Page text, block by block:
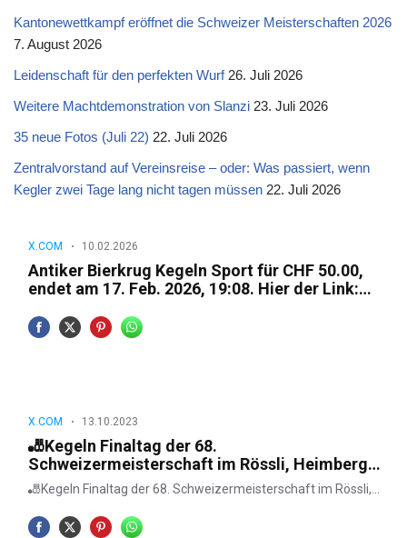
Kantonewettkampf eröffnet die Schweizer Meisterschaften 2026
7. August 2026
Leidenschaft für den perfekten Wurf 26. Juli 2026
Weitere Machtdemonstration von Slanzi 23. Juli 2026
35 neue Fotos (Juli 22) 22. Juli 2026
Zentralvorstand auf Vereinsreise – oder: Was passiert, wenn
Kegler zwei Tage lang nicht tagen müssen 22. Juli 2026